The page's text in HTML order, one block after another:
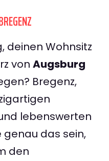
deinen Wohnsitz
von Augsburg
Bregenz,
lebenswerten
das sein,
den